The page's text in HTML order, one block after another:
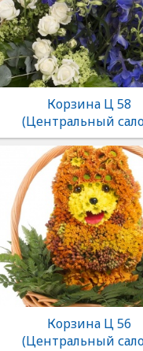
Корзина Ц 58
(Центральный
Корзина Ц 56
(Центральный